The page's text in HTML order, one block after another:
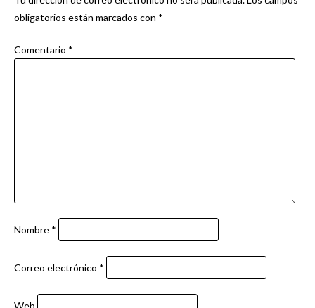
obligatorios están marcados con *
Comentario *
Nombre *
Correo electrónico *